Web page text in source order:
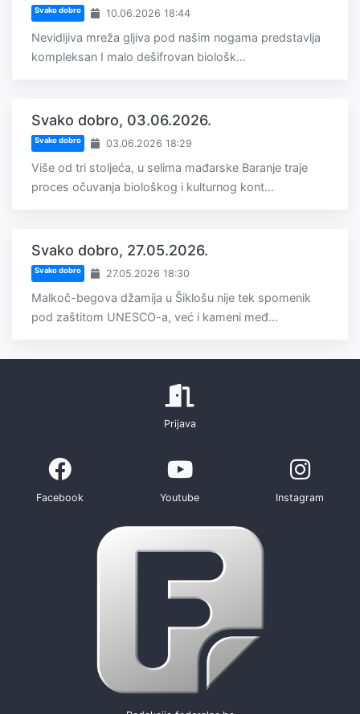
Svako dobro 10.06.2026 18:44
Nevidljiva mreža gljiva pod našim nogama predstavlja
kompleksan I malo dešifrovan biološk...
Svako dobro, 03.06.2026.
Svako dobro 03.06.2026 18:29
Više od tri stoljeća, u selima mađarske Baranje traje
proces očuvanja biološkog i kulturnog kont...
Svako dobro, 27.05.2026.
Svako dobro 27.05.2026 18:30
Malkoč-begova džamija u Šiklošu nije tek spomenik
pod zaštitom UNESCO-a, već i kameni međ...
Prijava
Facebook Youtube Instagram